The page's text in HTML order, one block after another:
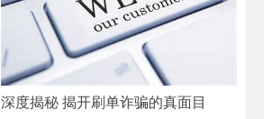
深度揭秘 揭开刷单诈骗的真面目